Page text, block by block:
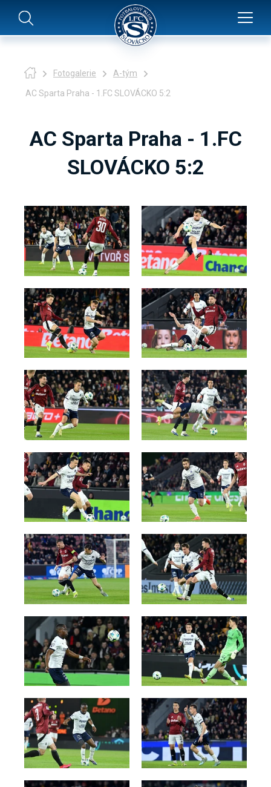
Fotogalerie A-tým
AC Sparta Praha - 1.FC SLOVÁCKO 5:2
AC Sparta Praha - 1.FC
SLOVÁCKO 5:2